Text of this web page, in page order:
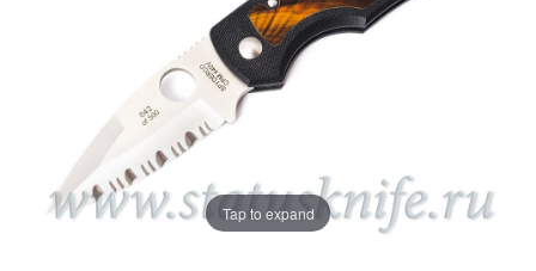
Tap to expand